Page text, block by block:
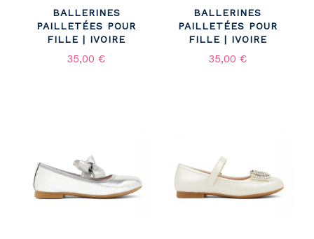
BALLERINES
PAILLETÉES POUR
FILLE | IVOIRE
35,00 €
BALLERINES
PAILLETÉES POUR
FILLE | IVOIRE
35,00 €